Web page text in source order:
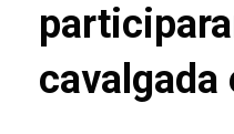
cavalgada